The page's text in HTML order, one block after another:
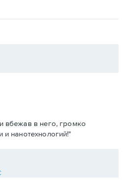
вбежав в него, громко
и нанотехнологий!"